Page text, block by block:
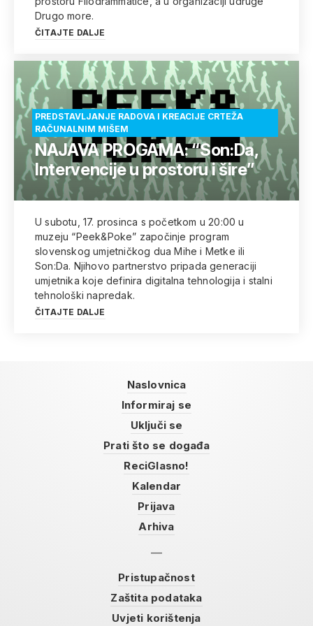
Drugo more.
ČITAJTE DALJE
PREDSTAVLJANJE RADOVA I KREACIJE CRTEŽA
RAČUNALNIM MIŠEM
NAJAVA PROGAMA: “Son:Da,
Intervencije u prostoru i šire”
U subotu, 17. prosinca s početkom u 20:00 u
muzeju “Peek&Poke” započinje program
slovenskog umjetničkog dua Mihe i Metke ili
Son:Da. Njihovo partnerstvo pripada generaciji
umjetnika koje definira digitalna tehnologija i stalni
tehnološki napredak.
ČITAJTE DALJE
Naslovnica
Informiraj se
Uključi se
Prati što se događa
ReciGlasno!
Kalendar
Prijava
Arhiva
Pristupačnost
Zaštita podataka
Uvjeti korištenja